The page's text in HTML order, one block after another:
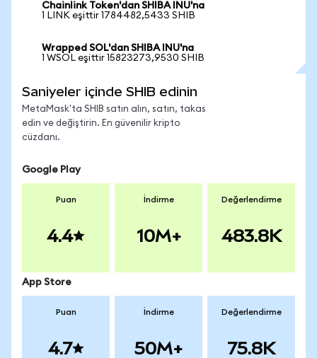
Chainlink Token'dan SHIBA INU'na
1 LINK eşittir 1784482,5433 SHIB
Wrapped SOL'dan SHIBA INU'na
1 WSOL eşittir 15823273,9530 SHIB
Saniyeler içinde SHIB edinin
MetaMask'ta SHIB satın alın, satın, takas
edin ve değiştirin. En güvenilir kripto
cüzdanı.
Google Play
Puan
4.4
İndirme
10M+
Değerlendirme
483.8K
App Store
Puan
4.7
İndirme
50M+
Değerlendirme
75.8K